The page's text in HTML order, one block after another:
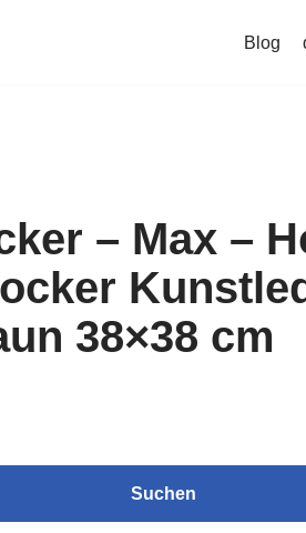
Blog
– Max –
38×38 cm
Suchen